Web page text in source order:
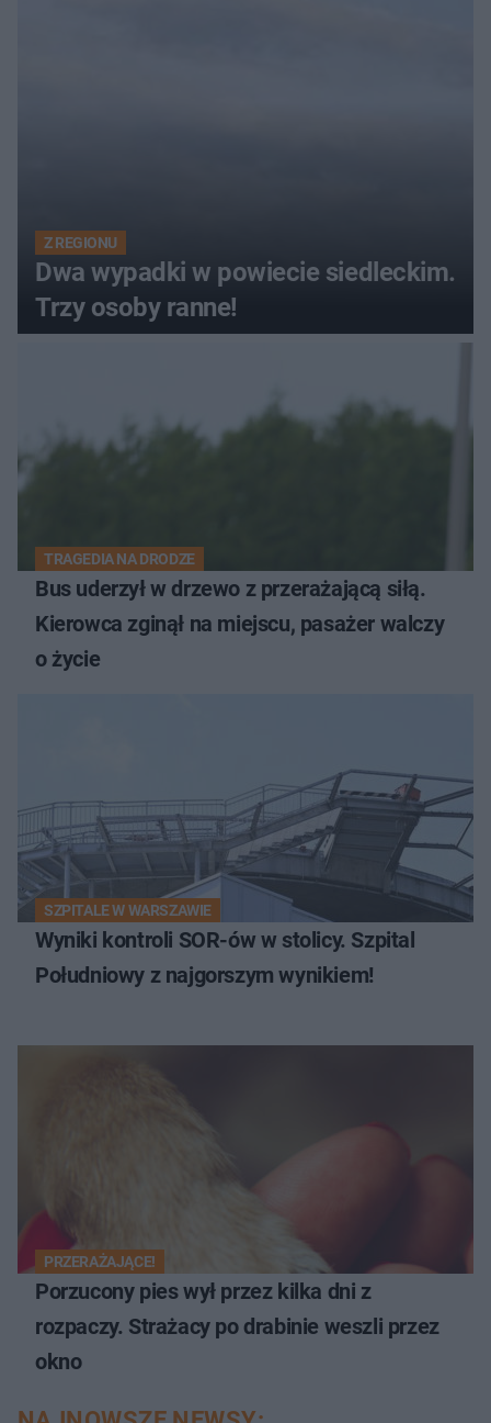
Z REGIONU
Dwa wypadki w powiecie siedleckim.
Trzy osoby ranne!
TRAGEDIA NA DRODZE
Bus uderzył w drzewo z przerażającą siłą.
Kierowca zginął na miejscu, pasażer walczy
o życie
SZPITALE W WARSZAWIE
Wyniki kontroli SOR-ów w stolicy. Szpital
Południowy z najgorszym wynikiem!
PRZERAŻAJĄCE!
Porzucony pies wył przez kilka dni z
rozpaczy. Strażacy po drabinie weszli przez
okno